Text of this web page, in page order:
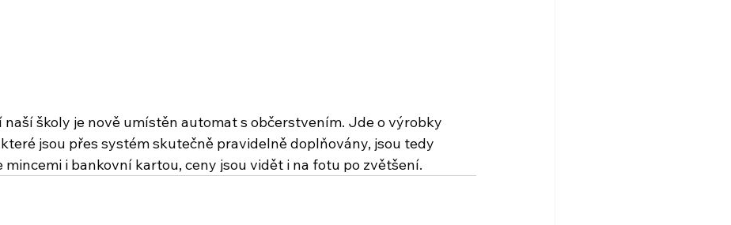
naší školy je nově umístěn automat s občerstvením. Jde o výrobky
jsou přes systém skutečně pravidelně doplňovány, jsou tedy
mincemi i bankovní kartou, ceny jsou vidět i na fotu po zvětšení.